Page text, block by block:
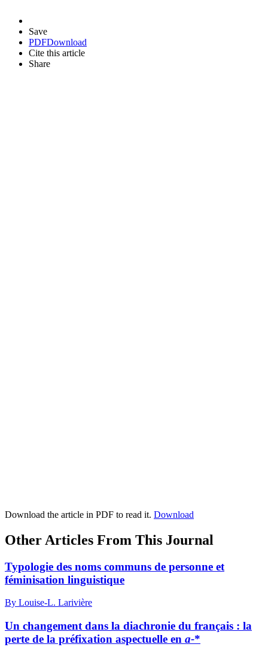
Save
PDFDownload
Cite this article
Share
Download the article in PDF to read it. Download
Other Articles From This Journal
Typologie des noms communs de personne et
féminisation linguistique
By Louise-L. Larivière
Un changement dans la diachronie du français : la
perte de la préfixation aspectuelle en a-*